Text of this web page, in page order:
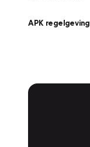
APK regelgeving